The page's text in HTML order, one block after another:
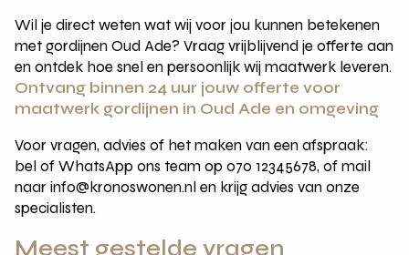
Wil je direct weten wat wij voor jou kunnen betekenen
met gordijnen Oud Ade? Vraag vrijblijvend je offerte aan
en ontdek hoe snel en persoonlijk wij maatwerk leveren.
Ontvang binnen 24 uur jouw offerte voor
maatwerk gordijnen in Oud Ade en omgeving
Voor vragen, advies of het maken van een afspraak:
bel of WhatsApp ons team op 070 12345678, of mail
naar info@kronoswonen.nl en krijg advies van onze
specialisten.
Meest gestelde vragen